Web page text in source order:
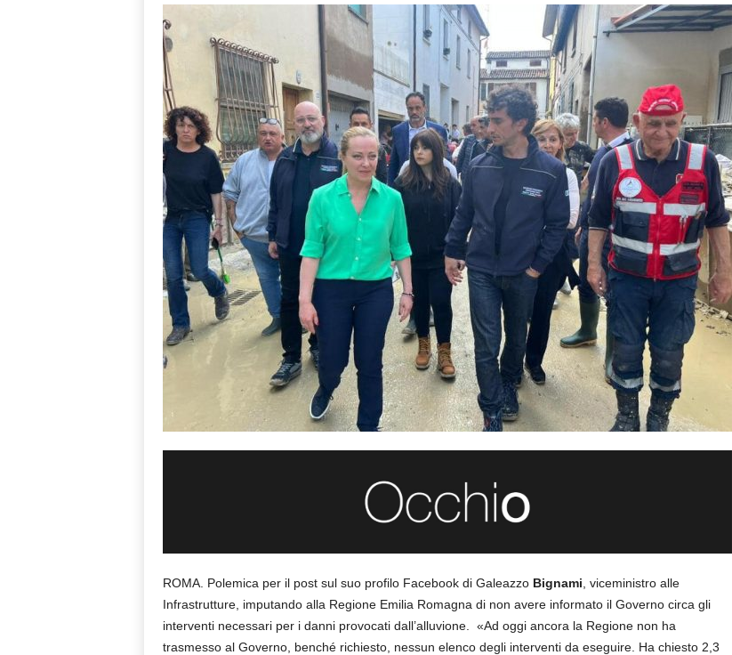
ROMA. Polemica per il post sul suo profilo Facebook di Galeazzo Bignami , viceministro alle
Infrastrutture, imputando alla Regione Emilia Romagna di non avere informato il Governo circa gli
interventi necessari per i danni provocati dall’alluvione. «Ad oggi ancora la Regione non ha
trasmesso al Governo, benché richiesto, nessun elenco degli interventi da eseguire. Ha chiesto 2,3